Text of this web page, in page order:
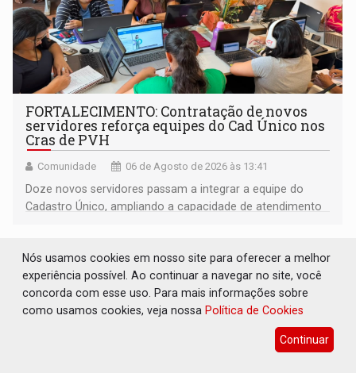
FORTALECIMENTO: Contratação de novos
servidores reforça equipes do Cad Único nos
Cras de PVH
Comunidade 06 de Agosto de 2026 às 13:41
Doze novos servidores passam a integrar a equipe do
Cadastro Único, ampliando a capacidade de atendimento
Nós usamos cookies em nosso site para oferecer a melhor
experiência possível. Ao continuar a navegar no site, você
concorda com esse uso. Para mais informações sobre
como usamos cookies, veja nossa Política de Cookies
Continuar